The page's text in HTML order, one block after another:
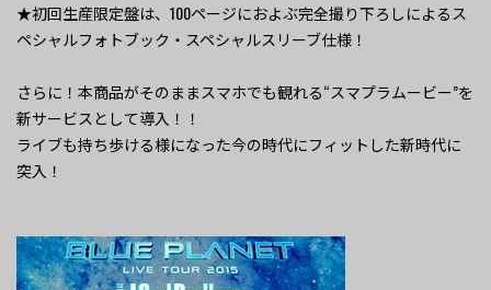
★初回生産限定盤は、100ページにおよぶ完全撮り下ろしによるス
ペシャルフォトブック・スペシャルスリーブ仕様！
さらに！本商品がそのままスマホでも観れる“スマプラムービー”を
新サービスとして導入！！
ライブも持ち歩ける様になった今の時代にフィットした新時代に
突入！